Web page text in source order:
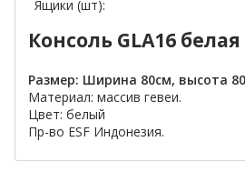
Ящики (шт):
Консоль GLA16 белая
Размер: Ширина 80см, высота
Материал: массив гевеи.
Цвет: белый
Пр-во ESF Индонезия.